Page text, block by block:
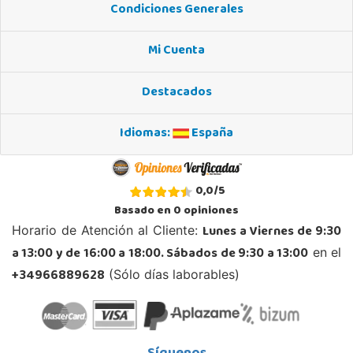
48903, Barakaldo
POCAS UNIDADES
Juguetilandia Ciudad Real
Ciudad Real
Parque Comercial Puerta del Ave local 5 (Avenida de la ciencia nº9)
13005, Ciudad Real
926 230 093
Localizar Tienda
Juguetilandia Cocentaina
Condiciones Generales
Mi Cuenta
Destacados
Idiomas:
España
0,0/5
Basado en0opiniones
Horario de Atención al Cliente: Lunes a Viernes de 9:30
a 13:00 y de 16:00 a 18:00. Sábados de 9:30 a 13:00 en el
+34966889628 (Sólo días laborables)